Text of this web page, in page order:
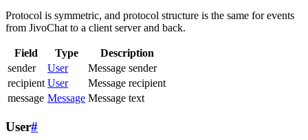
Protocol is symmetric, and protocol structure is the same for events
from JivoChat to a client server and back.
Field Type
Description
sender
User
Message sender
recipient User
Message recipient
message Message Message text
User#